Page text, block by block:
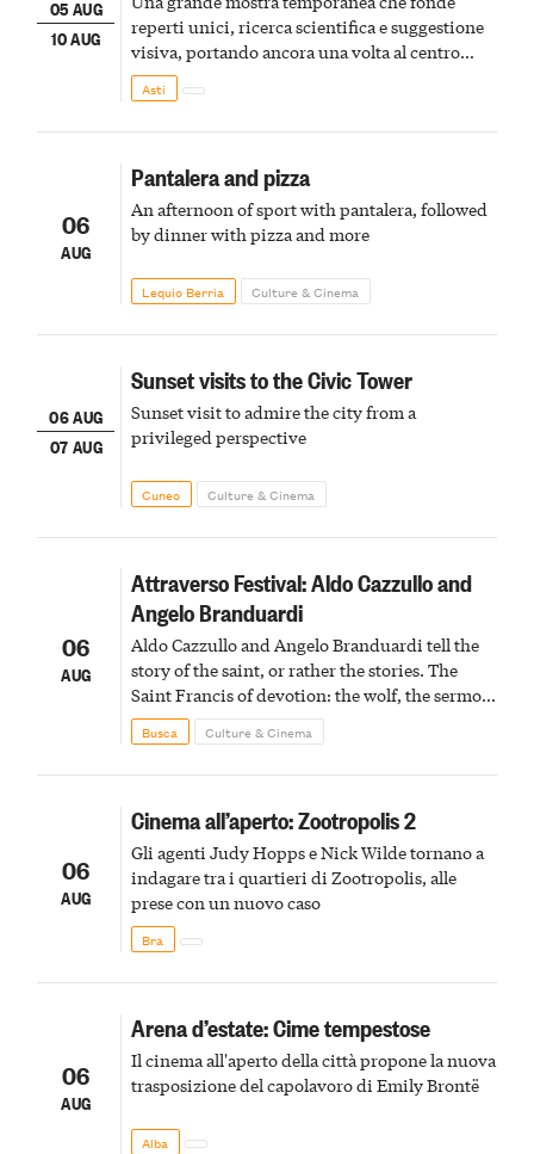
05 AUG
10 AUG
reperti unici, ricerca scientifica e suggestione
visiva, portando ancora una volta al centro
della scena le meraviglie del passato astigiano
Asti
06
AUG
Pantalera and pizza
An afternoon of sport with pantalera, followed
by dinner with pizza and more
Lequio Berria Culture & Cinema
06 AUG
07 AUG
Sunset visits to the Civic Tower
Sunset visit to admire the city from a
privileged perspective
Cuneo Culture & Cinema
06
AUG
Attraverso Festival: Aldo Cazzullo and
Angelo Branduardi
Aldo Cazzullo and Angelo Branduardi tell the
story of the saint, or rather the stories. The
Saint Francis of devotion: the wolf, the sermon
to the birds, the stigmata
Busca Culture & Cinema
06
AUG
Cinema all’aperto: Zootropolis 2
Gli agenti Judy Hopps e Nick Wilde tornano a
indagare tra i quartieri di Zootropolis, alle
prese con un nuovo caso
Bra
06
AUG
Arena d’estate: Cime tempestose
Il cinema all'aperto della città propone la nuova
trasposizione del capolavoro di Emily Brontë
Alba